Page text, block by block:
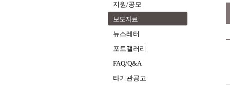
지원/공모
보도자료
뉴스레터
포토갤러리
FAQ/Q&A
타기관공고